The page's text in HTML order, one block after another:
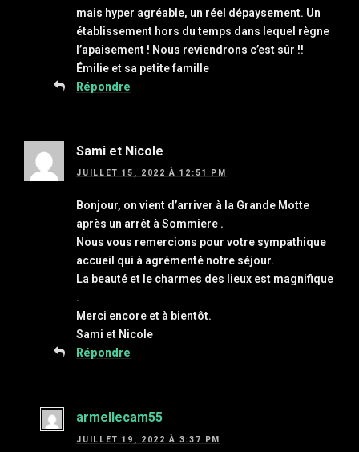
mais hyper agréable, un réel dépaysement. Un
établissement hors du temps dans lequel règne
l’apaisement ! Nous reviendrons c’est sûr !!
Émilie et sa petite famille
Répondre
Sami et Nicole
JUILLET 15, 2022 À 12:51 PM
Bonjour, on vient d’arriver à la Grande Motte
après un arrêt à Sommiere .
Nous vous remercions pour votre sympathique
accueil qui à agrémenté notre séjour.
La beauté et le charmes des lieux est magnifique
.
Merci encore et à bientôt.
Sami et Nicole
Répondre
armellecam55
JUILLET 19, 2022 À 3:37 PM